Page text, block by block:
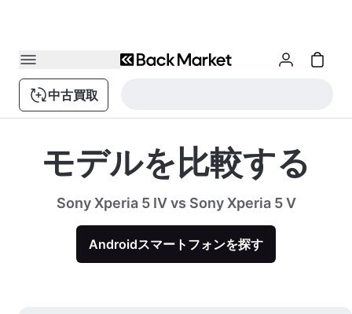
中古買取
モデルを比較する
Sony Xperia 5 IV vs Sony Xperia 5 V
Androidスマートフォンを探す